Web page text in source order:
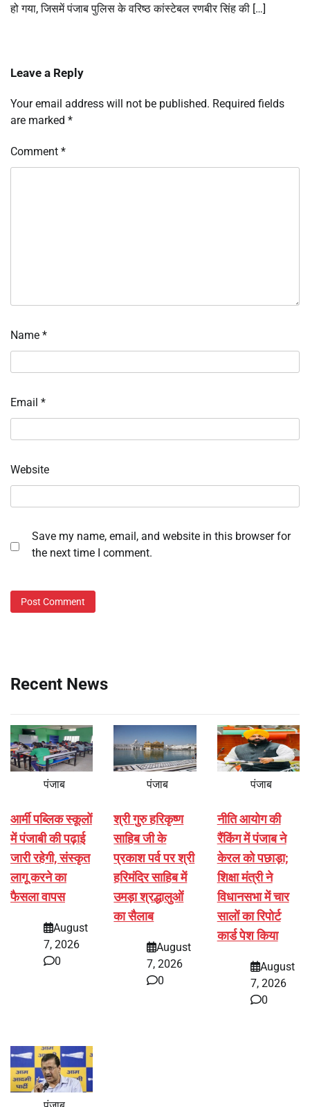
हो गया, जिसमें पंजाब पुलिस के वरिष्ठ कांस्टेबल रणबीर सिंह की […]
Leave a Reply
Your email address will not be published. Required fields
are marked *
Comment *
Name *
Email *
Website
Save my name, email, and website in this browser for
the next time I comment.
Recent News
पंजाब
आर्मी पब्लिक स्कूलों
में पंजाबी की पढ़ाई
जारी रहेगी, संस्कृत
लागू करने का
फैसला वापस
August
7, 2026
0
पंजाब
श्री गुरु हरिकृष्ण
साहिब जी के
प्रकाश पर्व पर श्री
हरिमंदिर साहिब में
उमड़ा श्रद्धालुओं
का सैलाब
August
7, 2026
0
पंजाब
नीति आयोग की
रैंकिंग में पंजाब ने
केरल को पछाड़ा;
शिक्षा मंत्री ने
विधानसभा में चार
सालों का रिपोर्ट
कार्ड पेश किया
August
7, 2026
0